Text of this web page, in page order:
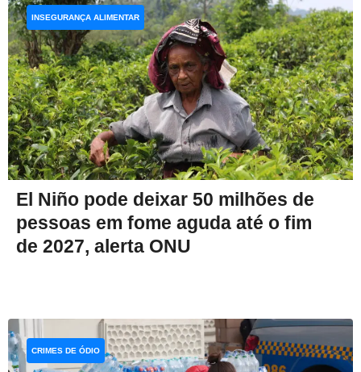
El Niño pode deixar 50 milhões de
pessoas em fome aguda até o fim
de 2027, alerta ONU
INSEGURANÇA ALIMENTAR
CRIMES DE ÓDIO